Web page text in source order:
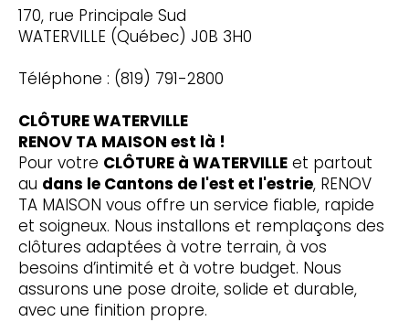
170, rue Principale Sud
WATERVILLE (Québec) J0B 3H0
Téléphone : (819) 791-2800
CLÔTURE WATERVILLE
RENOV TA MAISON est là !
Pour votre CLÔTURE à WATERVILLEet partout
au dans le Cantons de l'est et l'estrie, RENOV
TA MAISON vous offre un service fiable, rapide
et soigneux. Nous installons et remplaçons des
clôtures adaptées à votre terrain, à vos
besoins d’intimité et à votre budget. Nous
assurons une pose droite, solide et durable,
avec une finition propre.